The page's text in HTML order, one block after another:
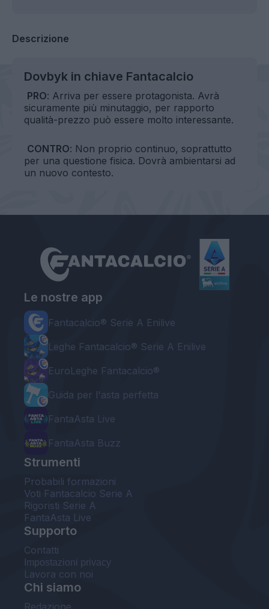
Descrizione
Dovbyk in chiave Fantacalcio
PRO: Arriva per essere protagonista. Avrà
sicuramente più minutaggio, per rapporto
qualità-prezzo può essere molto interessante.
CONTRO: Non proprio continuo, soprattutto
per una questione fisica. Dovrà ambientarsi ad
un nuovo contesto.
Le nostre app
Fantacalcio® Serie A Enilive
Leghe Fantacalcio® Serie A Enilive
EuroLeghe Fantacalcio®
Guida per l'asta perfetta
FantaAsta Live
FantaAsta Buzz
Strumenti
Probabili formazioni
Voti Fantacalcio Serie A
Rigoristi Serie A
FantaAsta Live
Supporto
Contatti
Impostazioni privacy
Lavora con noi
Chi siamo
Redazione